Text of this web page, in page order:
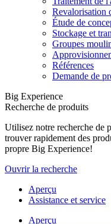
Revalorisation
Étude de
Stockage et
Groupes
Références
Demande de
Big Experience
Recherche de produits
Utilisez notre recherche de
trouver rapidement des
propre Big Experience!
Ouvrir la recherche
Aperçu
Assistance et service
Aperçu